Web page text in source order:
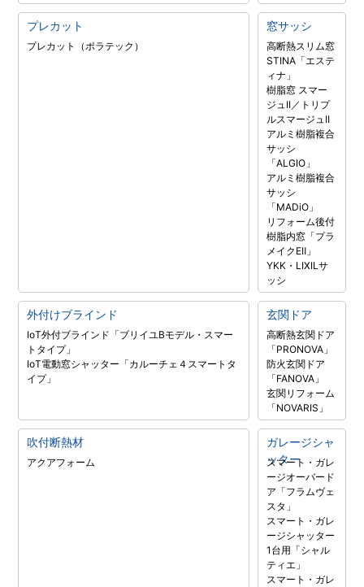
プレカット
プレカット（ポラテック）
窓サッシ
高断熱スリム窓
STINA「エステ
ィナ」
樹脂窓 スマー
ジュII／トリプ
ルスマージュII
アルミ樹脂複合
サッシ
「ALGIO」
アルミ樹脂複合
サッシ
「MADiO」
リフォーム後付
樹脂内窓「プラ
メイクEⅡ」
YKK・LIXILサ
ッシ
外付けブラインド
IoT外付ブラインド「ブリイユBモデル・スマー
トタイプ」
IoT電動窓シャッター「カルーチェ４スマートタ
イプ」
玄関ドア
高断熱玄関ドア
「PRONOVA」
防火玄関ドア
「FANOVA」
玄関リフォーム
「NOVARIS」
吹付断熱材
アクアフォーム
ガレージシャ
ッター
スマート・ガレ
ージオーバード
ア「フラムヴェ
スタ」
スマート・ガレ
ージシャッター
1台用「シャル
ティエ」
スマート・ガレ